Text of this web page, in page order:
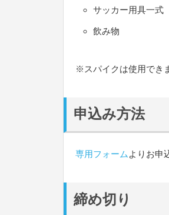
サッカー用具一式
飲み物
※スパイクは使用でき
申込み方法
専用フォーム よりお申
締め切り